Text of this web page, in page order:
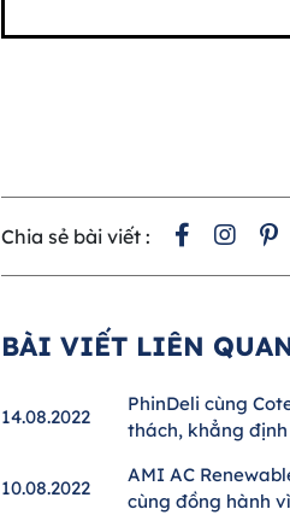
Chia sẻ bài viết :
BÀI VIẾT LIÊN
14.08.2022
PhinDeli cùng
thách, khẳng
10.08.2022
AMI AC
cùng đồng hành